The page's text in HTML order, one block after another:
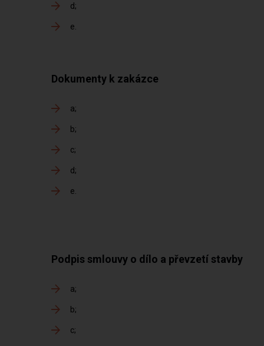
d
e
Dokumenty k zakázce
a
b
c
d
e
Podpis smlouvy o dílo a převzetí stavby
a
b
c